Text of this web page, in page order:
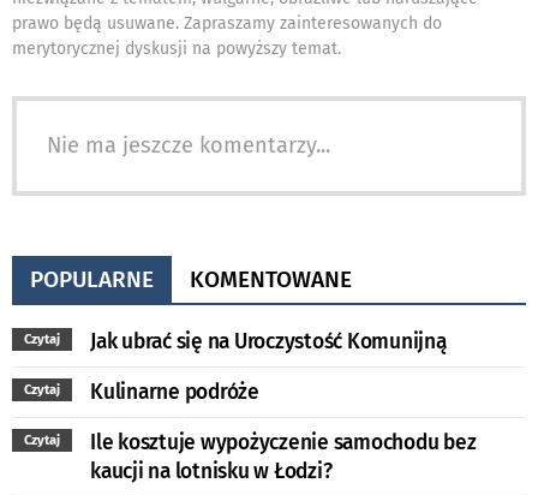
prawo będą usuwane. Zapraszamy zainteresowanych do
merytorycznej dyskusji na powyższy temat.
Nie ma jeszcze komentarzy...
POPULARNE KOMENTOWANE
Czytaj Jak ubrać się na Uroczystość Komunijną
Czytaj Kulinarne podróże
Czytaj
Ile kosztuje wypożyczenie samochodu bez
kaucji na lotnisku w Łodzi?